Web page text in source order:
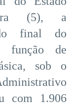
(5), a
final do
função de
sob o
com 1.906